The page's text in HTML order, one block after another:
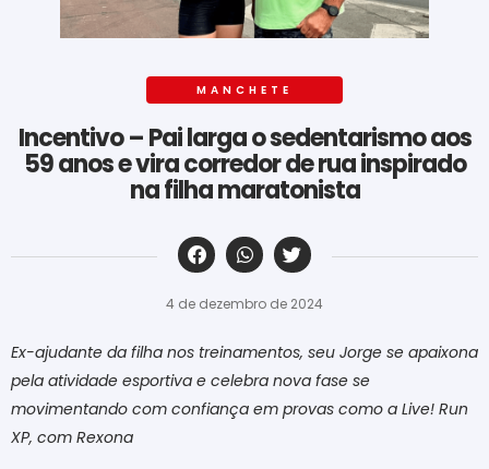
MANCHETE
Incentivo – Pai larga o sedentarismo aos
59 anos e vira corredor de rua inspirado
na filha maratonista
‎ ‎ ‎ ‎ ‎ ‎ ‎ ‎ ‎ ‎ ‎ ‎ ‎ ‎ ‎ ‎ ‎ ‎ ‎ ‎ ‎ ‎ ‎ ‎ ‎ ‎ ‎ ‎ ‎ ‎ ‎
4 de dezembro de 2024
Ex-ajudante da filha nos treinamentos, seu Jorge se apaixona
pela atividade esportiva e celebra nova fase se
movimentando com confiança em provas como a Live! Run
XP, com Rexona